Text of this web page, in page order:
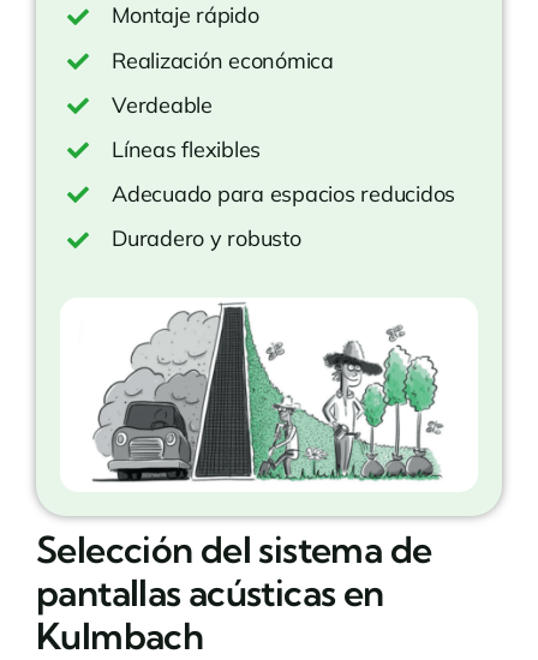
Montaje rápido
Realización económica
Verdeable
Líneas flexibles
Adecuado para espacios reducidos
Duradero y robusto
Selección del sistema de
pantallas acústicas en
Kulmbach